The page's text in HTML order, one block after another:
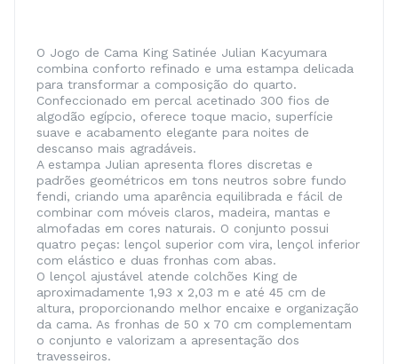
O Jogo de Cama King Satinée Julian Kacyumara
combina conforto refinado e uma estampa delicada
para transformar a composição do quarto.
Confeccionado em percal acetinado 300 fios de
algodão egípcio, oferece toque macio, superfície
suave e acabamento elegante para noites de
descanso mais agradáveis.
A estampa Julian apresenta flores discretas e
padrões geométricos em tons neutros sobre fundo
fendi, criando uma aparência equilibrada e fácil de
combinar com móveis claros, madeira, mantas e
almofadas em cores naturais. O conjunto possui
quatro peças: lençol superior com vira, lençol inferior
com elástico e duas fronhas com abas.
O lençol ajustável atende colchões King de
aproximadamente 1,93 x 2,03 m e até 45 cm de
altura, proporcionando melhor encaixe e organização
da cama. As fronhas de 50 x 70 cm complementam
o conjunto e valorizam a apresentação dos
travesseiros.